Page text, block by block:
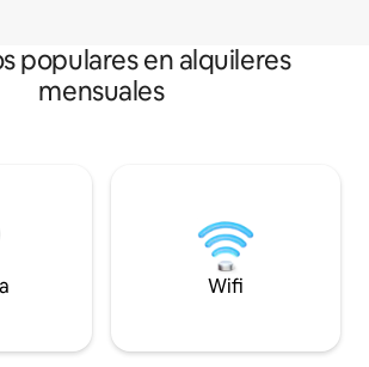
populares en alquileres
mensuales
Wifi